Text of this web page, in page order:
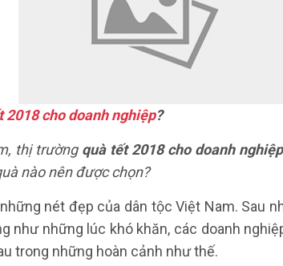
2018 cho doanh nghiệp?
thị trường quà tết 2018 cho doanh nghiệp
nào nên được chọn?
nét đẹp của dân tộc Việt Nam. Sau
như những lúc khó khăn, các doanh
trong những hoàn cảnh như thế.